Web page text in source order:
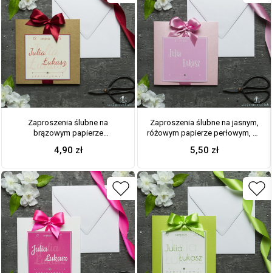
Zaproszenia ślubne na
brązowym papierze
kolorze ciemnej czerwieni i
wnętrzem. ZAP-61-77
4,90 zł
Zaproszenia ślubne na jasnym,
różowym papierze perłowym, ze
cyrkonią oraz wklejanym
5,50 zł